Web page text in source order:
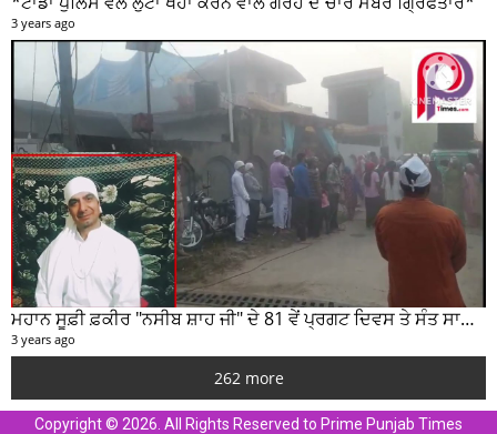
3 years ago
ਮਹਾਨ ਸੂਫ਼ੀ ਫ਼ਕੀਰ "ਨਸੀਬ ਸ਼ਾਹ ਜੀ" ਦੇ 81 ਵੇਂ ਪ੍ਰਗਟ ਦਿਵਸ ਤੇ ਸੰਤ ਸਾਹਿਬ ਜੋਤ ਸਿੰਘ ਜੀ ਮਹਾਰਾਜ ਦੇ ਸੁਣੋ ਵਿਚਾਰ
3 years ago
262 more
Copyright © 2026. All Rights Reserved to Prime Punjab Times